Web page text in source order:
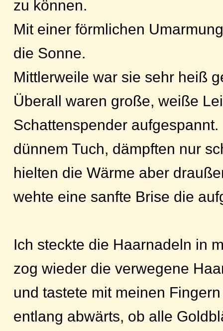
zu können.
Mit einer förmlichen
die Sonne.
Mittlerweile war sie sehr heiß
Überall waren große, weiße
Schattenspender
dünnem Tuch, dämpften nur
hielten die Wärme aber
wehte eine sanfte Brise die
Ich steckte die Haarnadeln in
zog wieder die verwegene
und tastete mit meinen
entlang abwärts, ob alle